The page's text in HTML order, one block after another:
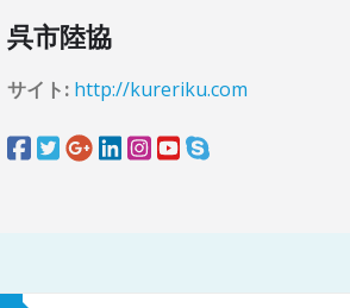
呉市陸協
サイト: http://kureriku.com